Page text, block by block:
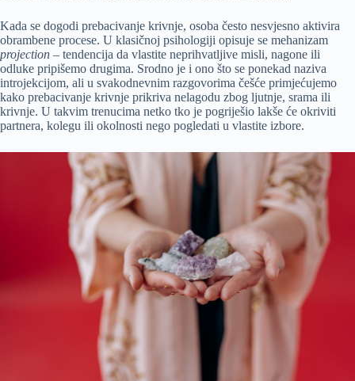
Kada se dogodi prebacivanje krivnje, osoba često nesvjesno aktivira
obrambene procese. U klasičnoj psihologiji opisuje se mehanizam
projection – tendencija da vlastite neprihvatljive misli, nagone ili
odluke pripišemo drugima. Srodno je i ono što se ponekad naziva
introjekcijom, ali u svakodnevnim razgovorima češće primjećujemo
kako prebacivanje krivnje prikriva nelagodu zbog ljutnje, srama ili
krivnje. U takvim trenucima netko tko je pogriješio lakše će okriviti
partnera, kolegu ili okolnosti nego pogledati u vlastite izbore.